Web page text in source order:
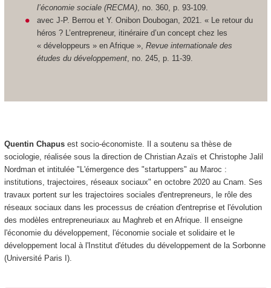
l’économie sociale (RECMA) , no. 360, p. 93-109.
avec J-P. Berrou et Y. Onibon Doubogan, 2021. « Le retour du
héros ? L’entrepreneur, itinéraire d’un concept chez les
« développeurs » en Afrique »,Revue internationale des
études du développement , no. 245, p. 11-39.
Quentin Chapusest socio-économiste. Il a soutenu sa thèse de
sociologie, réalisée sous la direction de Christian Azaïs et Christophe Jalil
Nordman et intitulée "L'émergence des "startuppers" au Maroc :
institutions, trajectoires, réseaux sociaux" en octobre 2020 au Cnam. Ses
travaux portent sur les trajectoires sociales d'entrepreneurs, le rôle des
réseaux sociaux dans les processus de création d'entreprise et l'évolution
des modèles entrepreneuriaux au Maghreb et en Afrique. Il enseigne
l'économie du développement, l'économie sociale et solidaire et le
développement local à l'Institut d'études du développement de la Sorbonne
(Université Paris I).